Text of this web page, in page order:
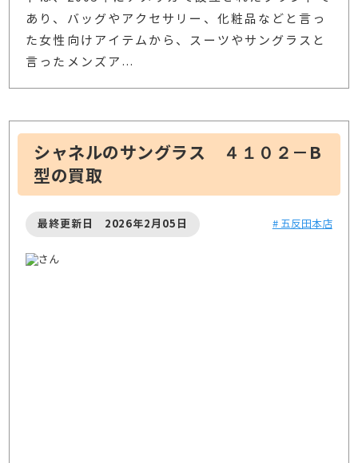
あり、バッグやアクセサリー、化粧品などと言っ
た女性向けアイテムから、スーツやサングラスと
言ったメンズア …
シャネルのサングラス ４１０２－B
型の買取
最終更新日 2026年2月05日 # 五反田本店